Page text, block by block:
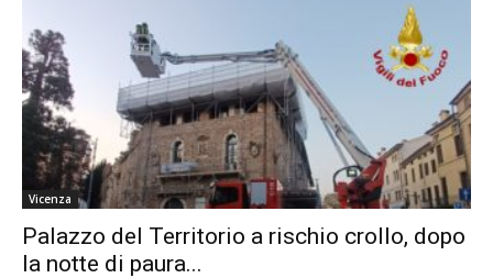
Vicenza
Palazzo del Territorio a rischio crollo, dopo
la notte di paura...